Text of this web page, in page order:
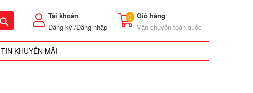
Tài khoản
Đăng ký /Đăng nhập
0
Giỏ hàng
Vận chuyển toàn quốc
TIN KHUYẾN MÃI